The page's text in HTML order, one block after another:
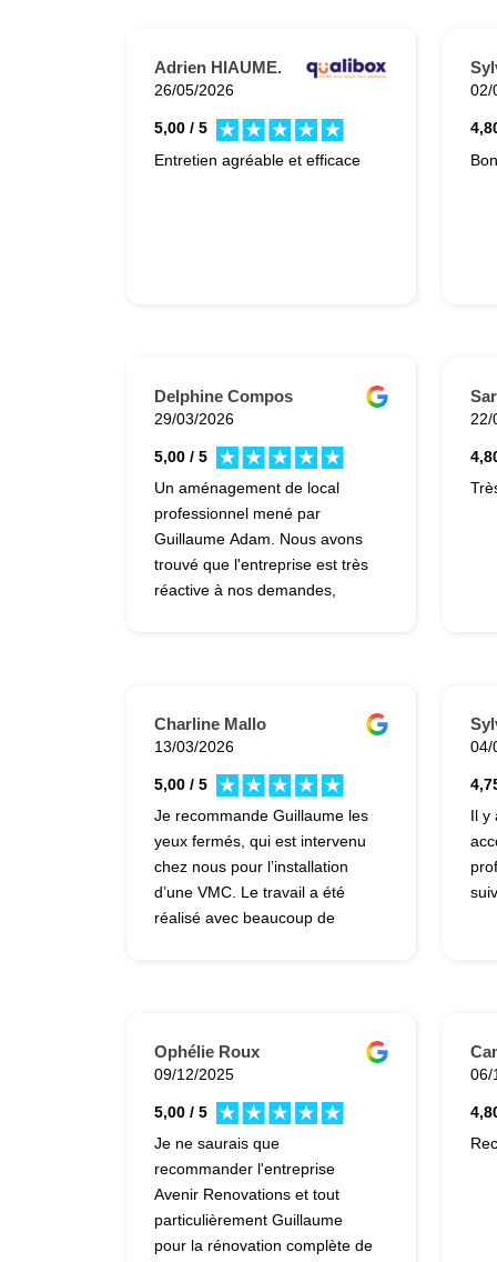
Adrien HIAUME.
26/05/2026
5,00 / 5
Entretien agréable et efficace
02/
Bon
Delphine Compos
29/03/2026
5,00 / 5
Un aménagement de local
professionnel mené par
Guillaume Adam. Nous avons
trouvé que l'entreprise est très
réactive à nos demandes,
travail soigné. Le service rendu
a été apprécié !
22/
Charline Mallo
13/03/2026
5,00 / 5
Je recommande Guillaume les
yeux fermés, qui est intervenu
chez nous pour l’installation
d’une VMC. Le travail a été
réalisé avec beaucoup de
les différentes options et de
proposer une solution adaptée
s’est déroulée parfaitement :
chantier propre, délais
respectés et finitions soignées.
Nous avons également
beaucoup apprécié sa
disponibilité et ses conseils.
04/
Il y
Ophélie Roux
09/12/2025
5,00 / 5
Je ne saurais que
recommander l'entreprise
Avenir Renovations et tout
particulièrement Guillaume
pour la rénovation complète de
06/